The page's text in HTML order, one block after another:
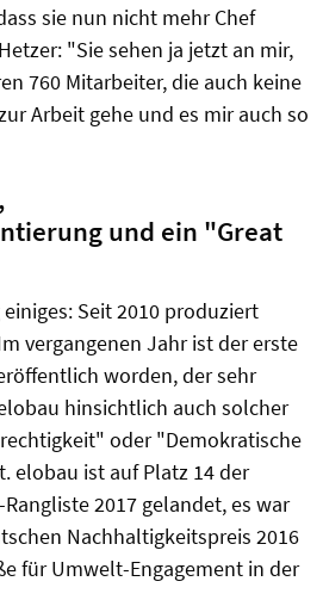
sie nun nicht mehr Chef
"Sie sehen ja jetzt an mir,
760 Mitarbeiter, die auch keine
Arbeit gehe und es mir auch so
und ein "Great
Seit 2010 produziert
vergangenen Jahr ist der erste
worden, der sehr
hinsichtlich auch solcher
oder "Demokratische
elobau ist auf Platz 14 der
2017 gelandet, es war
Nachhaltigkeitspreis 2016
für Umwelt-Engagement in der